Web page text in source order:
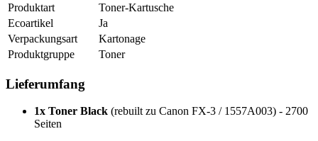
Produktart
Toner-Kartusche
Ecoartikel
Ja
Verpackungsart
Kartonage
Produktgruppe
Toner
Lieferumfang
1x Toner Black (rebuilt zu Canon FX-3 / 1557A003) - 2700
Seiten